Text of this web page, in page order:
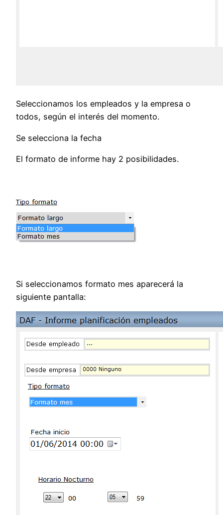
Seleccionamos los empleados y la empresa o
todos, según el interés del momento.
Se selecciona la fecha
El formato de informe hay 2 posibilidades.
Si seleccionamos formato mes aparecerá la
siguiente pantalla: